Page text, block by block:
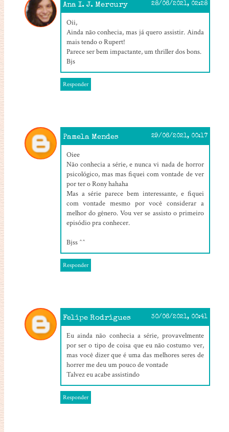
Ana I. J. Mercury 28/06/2021, 02:28
Oii,
Ainda não conhecia, mas já quero assistir. Ainda
mais tendo o Rupert!
Parece ser bem impactante, um thriller dos bons.
Bjs
Responder
Pamela Mendes 29/06/2021, 00:17
Oiee
Não conhecia a série, e nunca vi nada de horror
psicológico, mas mas fiquei com vontade de ver
por ter o Rony hahaha
Mas a série parece bem interessante, e fiquei
com vontade mesmo por você considerar a
melhor do gênero. Vou ver se assisto o primeiro
episódio pra conhecer.
Bjss ^^
Responder
Felipe Rodrigues 30/06/2021, 00:41
Eu ainda não conhecia a série, provavelmente
por ser o tipo de coisa que eu não costumo ver,
mas você dizer que é uma das melhores seres de
horrer me deu um pouco de vontade
Talvez eu acabe assistindo
Responder